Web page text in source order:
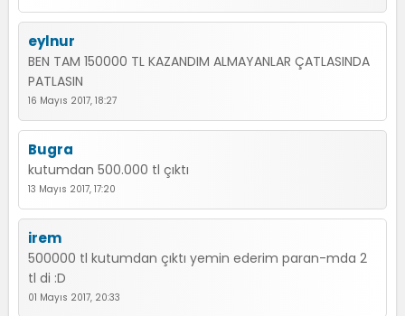
eylnur
BEN TAM 150000 TL KAZANDIM ALMAYANLAR ÇATLASINDA
PATLASIN
16 Mayıs 2017, 18:27
Bugra
kutumdan 500.000 tl çıktı
13 Mayıs 2017, 17:20
irem
500000 tl kutumdan çıktı yemin ederim paran-mda 2
tl di :D
01 Mayıs 2017, 20:33